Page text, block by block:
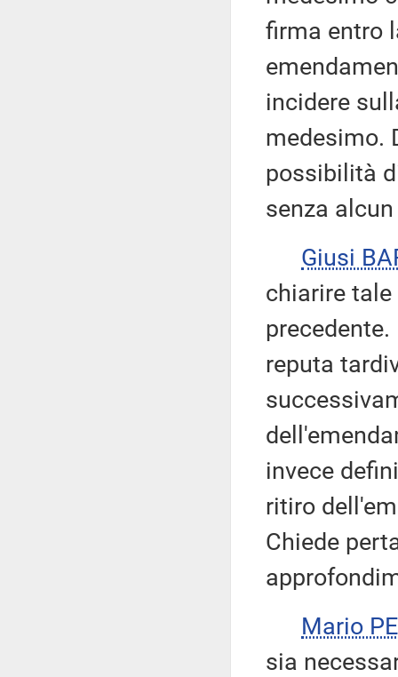
firma entro
incidere
medesimo.
possibilità
senza
Giusi
chiarire
reputa
invece
ritiro
Chiede
Mario
sia